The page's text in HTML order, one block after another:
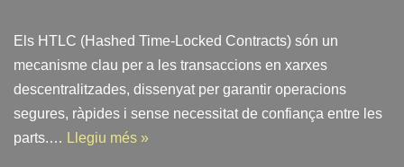
Els HTLC (Hashed Time-Locked Contracts) són un
mecanisme clau per a les transaccions en xarxes
descentralitzades, dissenyat per garantir operacions
segures, ràpides i sense necessitat de confiança entre les
parts.…
Llegiu més »